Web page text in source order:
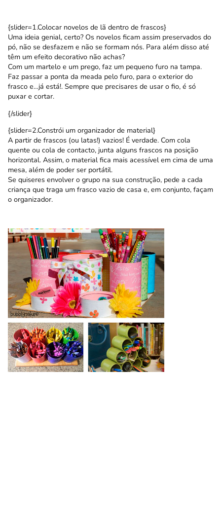
{slider=1.Colocar novelos de lã dentro de frascos}
Uma ideia genial, certo? Os novelos ficam assim preservados do
pó, não se desfazem e não se formam nós. Para além disso até
têm um efeito decorativo não achas?
Com um martelo e um prego, faz um pequeno furo na tampa.
Faz passar a ponta da meada pelo furo, para o exterior do
frasco e…já está!. Sempre que precisares de usar o fio, é só
puxar e cortar.
{/slider}
{slider=2.Constrói um organizador de material}
A partir de frascos (ou latas!) vazios! É verdade. Com cola
quente ou cola de contacto, junta alguns frascos na posição
horizontal. Assim, o material fica mais acessível em cima de uma
mesa, além de poder ser portátil.
Se quiseres envolver o grupo na sua construção, pede a cada
criança que traga um frasco vazio de casa e, em conjunto, façam
o organizador.